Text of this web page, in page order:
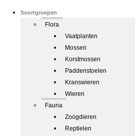
Soortgroepen
Flora
Vaatplanten
Mossen
Korstmossen
Paddenstoelen
Kranswieren
Wieren
Fauna
Zoogdieren
Reptielen